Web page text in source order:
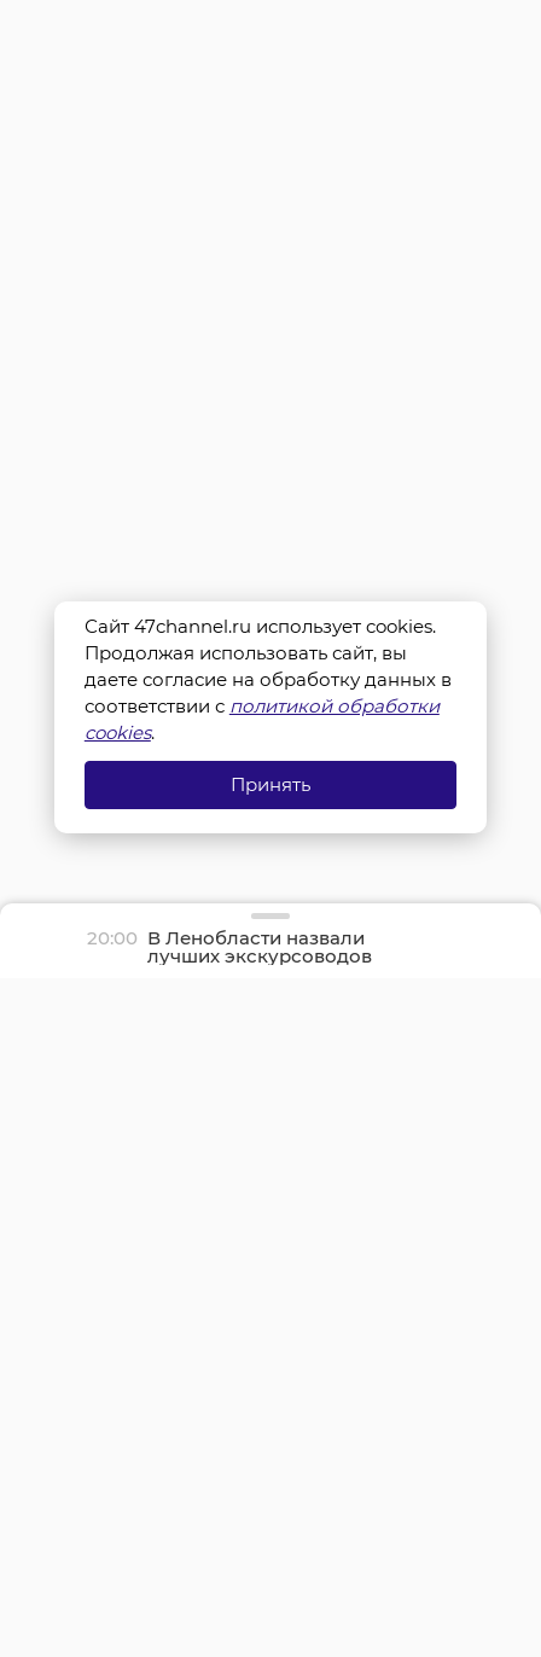
20:00 В Ленобласти назвали
лучших экскурсоводов
Сайт 47channel.ru использует cookies.
Продолжая использовать сайт, вы
даете согласие на обработку данных в
соответствии с политикой обработки
cookies.
Принять